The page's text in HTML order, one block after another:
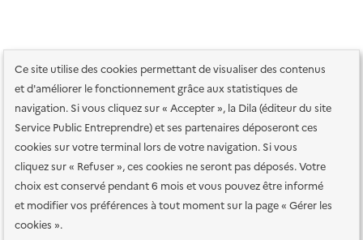
Ce site utilise des cookies permettant de visualiser des contenus
et d'améliorer le fonctionnement grâce aux statistiques de
navigation. Si vous cliquez sur « Accepter », la Dila (éditeur du site
Service Public Entreprendre) et ses partenaires déposeront ces
cookies sur votre terminal lors de votre navigation. Si vous
cliquez sur « Refuser », ces cookies ne seront pas déposés. Votre
choix est conservé pendant 6 mois et vous pouvez être informé
et modifier vos préférences à tout moment sur la page « Gérer les
cookies ».
Plan du site Accessibilité : totalement conforme
Accessibilité des
services en ligne
Mentions légales Données personnelles et sécurité
Conditions générales d'utilisation
Gestion des cookies
Paramètres d'affichage